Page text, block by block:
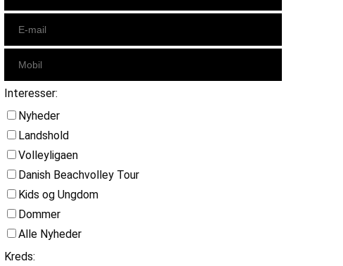
Interesser:
Nyheder
Landshold
Volleyligaen
Danish Beachvolley Tour
Kids og Ungdom
Dommer
Alle Nyheder
Kreds: